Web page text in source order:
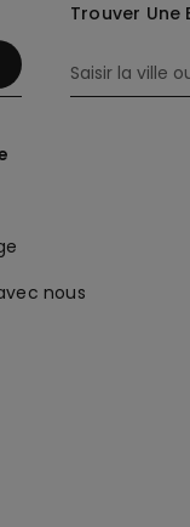
Trouver Une
nous